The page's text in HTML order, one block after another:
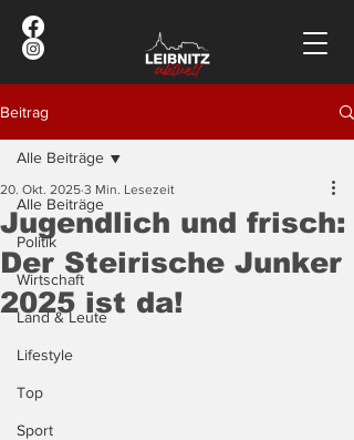
Beitrag
Alle Beiträge
Politik
Wirtschaft
Land & Leute
Lifestyle
Top
Sport
Alle Beiträge
Jugendlich und frisch:
Der Steirische Junker
2025 ist da!
20. Okt. 2025 3 Min. Lesezeit